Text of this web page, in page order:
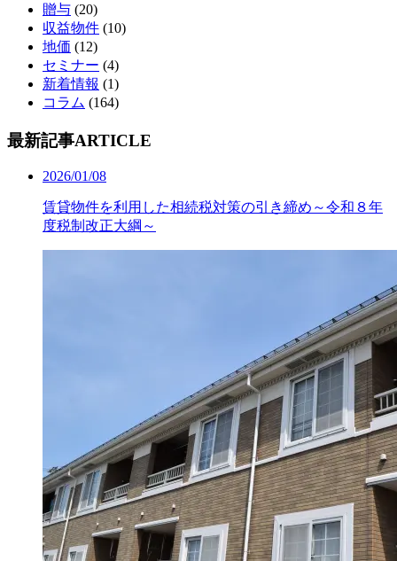
贈与 (20)
収益物件 (10)
地価 (12)
セミナー (4)
新着情報 (1)
コラム (164)
最新記事ARTICLE
2026/01/08
賃貸物件を利用した相続税対策の引き締め～令和８年
度税制改正大綱～